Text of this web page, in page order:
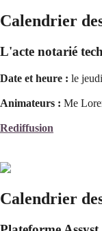
Calendrier
L'acte notarié
Date et heure : le
Animateurs : Me
Rediffusion
Calendrier